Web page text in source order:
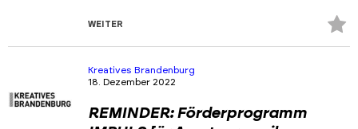
WEITER
Kreatives Brandenburg
18. Dezember 2022
REMINDER: Förderprogramm